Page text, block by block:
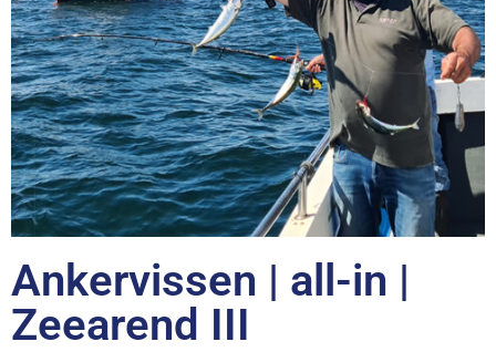
Ankervissen | all-in |
Zeearend III